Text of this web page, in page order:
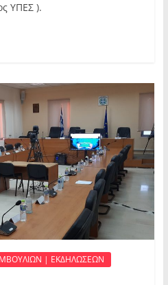
ΥΠΕΣ ).
| ΕΚΔΗΛΩΣΕΩΝ